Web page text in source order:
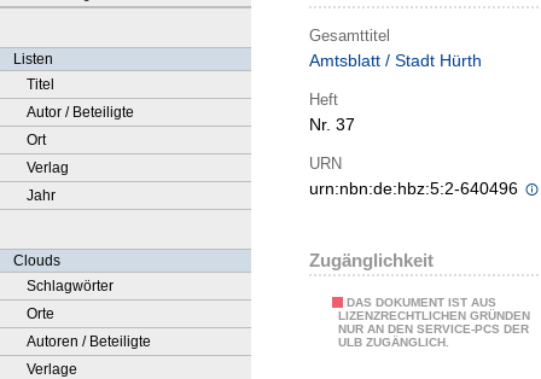
Listen
Titel
Autor / Beteiligte
Ort
Verlag
Jahr
Clouds
Schlagwörter
Orte
Autoren / Beteiligte
Verlage
Gesamttitel
Amtsblatt / Stadt Hürth
Heft
Nr. 37
URN
urn:nbn:de:hbz:5:2-640496
Zugänglichkeit
DAS DOKUMENT IST AUS
LIZENZRECHTLICHEN GRÜNDEN
NUR AN DEN SERVICE-PCS DER
ULB ZUGÄNGLICH.